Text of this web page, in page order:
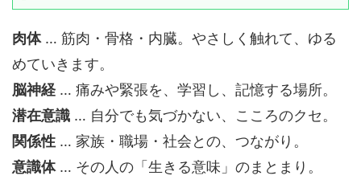
肉体… 筋肉・骨格・内臓。やさしく触れて、ゆる
めていきます。
脳神経 … 痛みや緊張を、学習し、記憶する場所。
潜在意識 … 自分でも気づかない、こころのクセ。
関係性 … 家族・職場・社会との、つながり。
意識体… その人の「生きる意味」のまとまり。